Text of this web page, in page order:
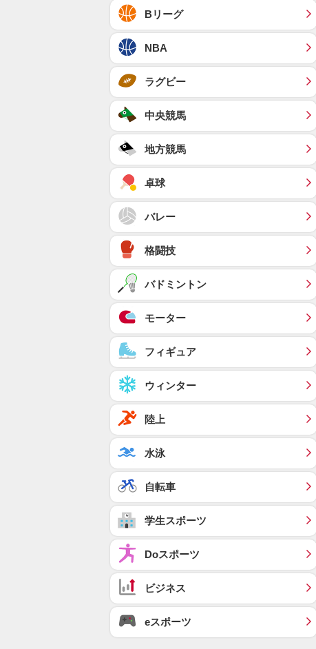
Bリーグ
NBA
ラグビー
中央競馬
地方競馬
卓球
バレー
格闘技
バドミントン
モーター
フィギュア
ウィンター
陸上
水泳
自転車
学生スポーツ
Doスポーツ
ビジネス
eスポーツ